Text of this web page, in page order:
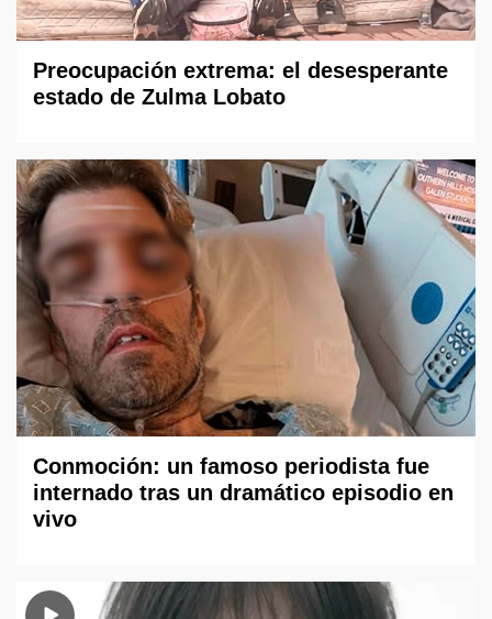
Preocupación extrema: el desesperante
estado de Zulma Lobato
Conmoción: un famoso periodista fue
internado tras un dramático episodio en
vivo